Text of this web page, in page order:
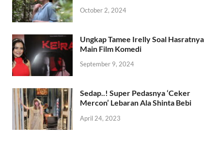
October 2, 2024
Ungkap Tamee Irelly Soal Hasratnya
Main Film Komedi
September 9, 2024
Sedap..! Super Pedasnya ‘Ceker
Mercon’ Lebaran Ala Shinta Bebi
April 24, 2023